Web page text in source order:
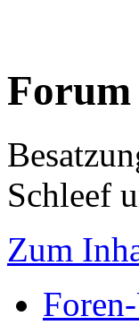
Forum
Schleef
Zum